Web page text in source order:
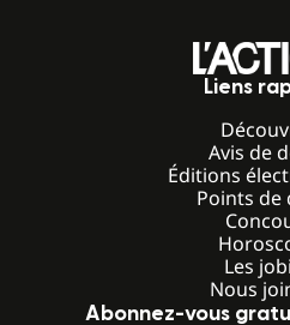
Liens
Avis de
Éditions
Points de
Les
Nous
Abonnez-vous